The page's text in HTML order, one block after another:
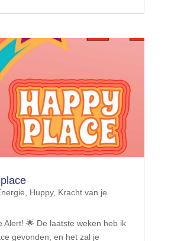
, Huppy, Kracht van je
Alert! 🌟 De laatste weken heb ik
gevonden, en het zal je